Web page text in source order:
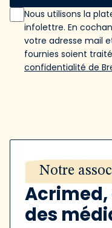
Nous utilisons la
infolettre. En
votre adresse mail
fournies soient
confidentialité de
Notre
des